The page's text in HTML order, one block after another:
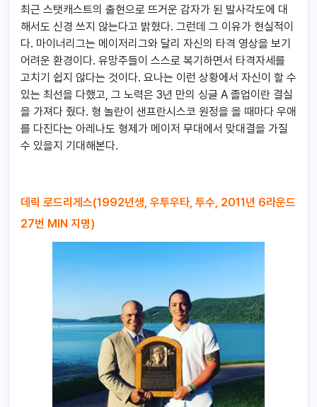
최근 스탯캐스트의 출현으로 뜨거운 감자가 된 발사각도에 대
해서도 신경 쓰지 않는다고 밝혔다. 그런데 그 이유가 현실적이
다. 마이너리그는 메이저리그와 달리 자신의 타격 영상을 보기
어려운 환경이다. 유망주들이 스스로 복기하면서 타격자세를
고치기 쉽지 않다는 것이다. 요나는 이런 상황에서 자신이 할 수
있는 최선을 다했고, 그 노력은 3년 만의 싱글 A 졸업이란 결실
을 가져다 줬다. 형 놀란이 샌프란시스코 원정을 올 때마다 우애
를 다진다는 아레나도 형제가 메이저 무대에서 맞대결을 가질
수 있을지 기대해본다.
데릭 로드리게스(1992년생, 우투우타, 투수, 2011년 6라운드
27번 MIN 지명)